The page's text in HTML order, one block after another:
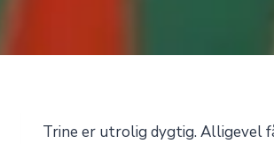
Trine er utrolig dygtig. Alligevel